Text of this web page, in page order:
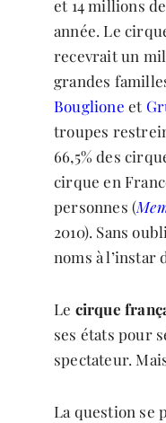
et 14 millions
année. Le
recevrait un
grandes
Bouglione et
troupes
66,5% des
cirque en
personnes (
2010). Sans
noms à l’instar
Le cirque
ses états pour
spectateur.
La question se